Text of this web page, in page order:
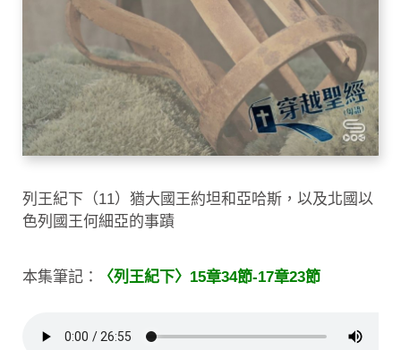
列王紀下（11）猶大國王約坦和亞哈斯，以及北國以
色列國王何細亞的事蹟
本集筆記： 〈列王紀下〉15章34節-17章23節